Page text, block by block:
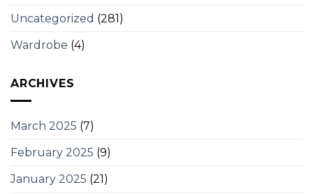
Uncategorized (281)
Wardrobe (4)
ARCHIVES
March 2025 (7)
February 2025 (9)
January 2025 (21)